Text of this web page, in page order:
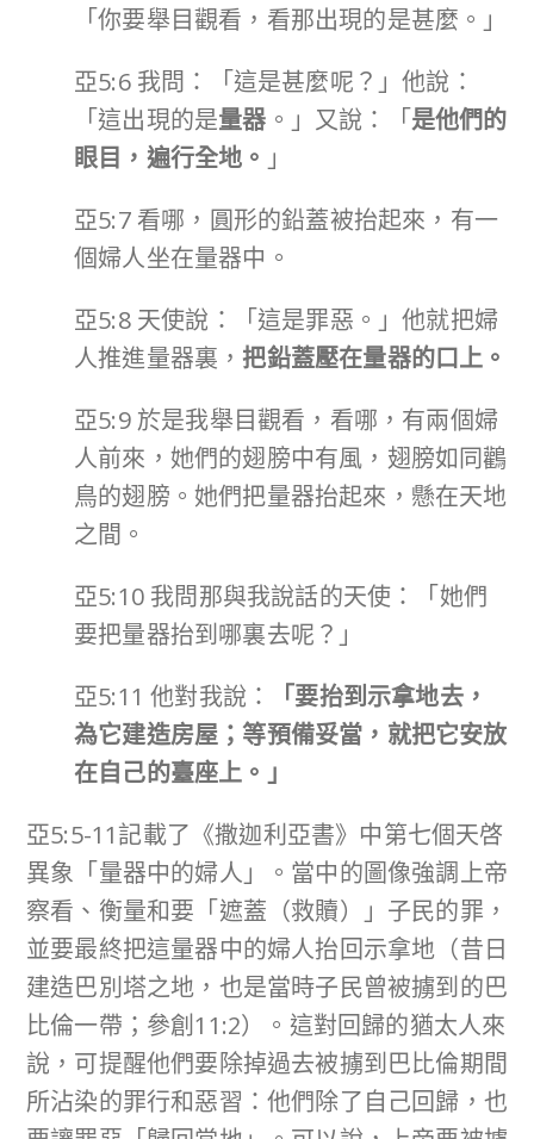
「你要舉目觀看，看那出現的是甚麼。」
亞5:6 我問：「這是甚麼呢？」他說：
「這出現的是量器 。」又說：「是他們的
眼目，遍行全地。 」
亞5:7 看哪，圓形的鉛蓋被抬起來，有一
個婦人坐在量器中。
亞5:8 天使說：「這是罪惡。」他就把婦
人推進量器裏， 把鉛蓋壓在量器的口上。
亞5:9 於是我舉目觀看，看哪，有兩個婦
人前來，她們的翅膀中有風，翅膀如同鸛
鳥的翅膀。她們把量器抬起來，懸在天地
之間。
亞5:10 我問那與我說話的天使：「她們
要把量器抬到哪裏去呢？」
亞5:11 他對我說：
「要抬到示拿地去，
為它建造房屋；等預備妥當，就把它安放
在自己的臺座上。」
亞5:5-11記載了《撒迦利亞書》中第七個天啓
異象「量器中的婦人」。當中的圖像強調上帝
察看、衡量和要「遮蓋（救贖）」子民的罪，
並要最終把這量器中的婦人抬回示拿地（昔日
建造巴別塔之地，也是當時子民曾被擄到的巴
比倫一帶；參創11:2）。這對回歸的猶太人來
說，可提醒他們要除掉過去被擄到巴比倫期間
所沾染的罪行和惡習：他們除了自己回歸，也